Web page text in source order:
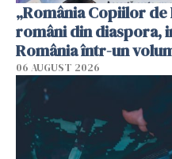
„România Copiilor
români din diaspora,
România într-un
06 AUGUST 2026